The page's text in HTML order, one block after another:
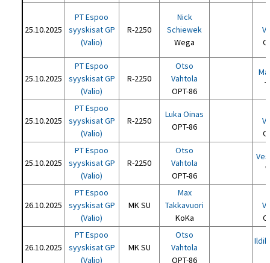
25.10.2025
PT Espoo
syyskisat GP
(Valio)
R-2250
Nick
Schiewek
Wega
25.10.2025
PT Espoo
syyskisat GP
(Valio)
R-2250
Otso
Vahtola
OPT-86
25.10.2025
PT Espoo
syyskisat GP
(Valio)
R-2250
Luka Oinas
OPT-86
25.10.2025
PT Espoo
syyskisat GP
(Valio)
R-2250
Otso
Vahtola
OPT-86
26.10.2025
PT Espoo
syyskisat GP
(Valio)
MK SU
Max
Takkavuori
KoKa
26.10.2025
PT Espoo
syyskisat GP
(Valio)
MK SU
Otso
Vahtola
OPT-86